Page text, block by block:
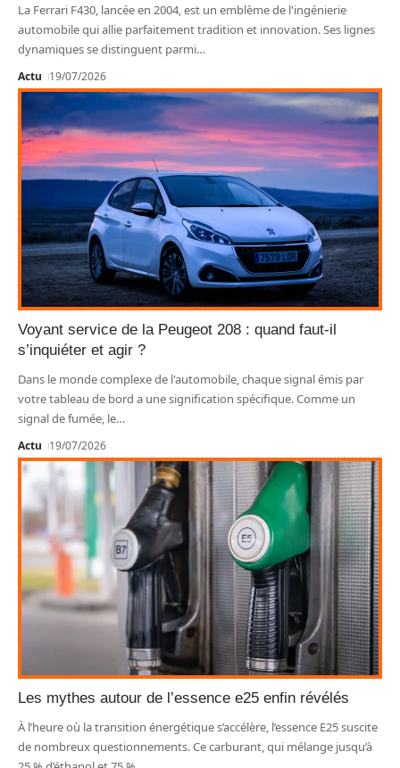
La Ferrari F430, lancée en 2004, est un emblème de l'ingénierie
automobile qui allie parfaitement tradition et innovation. Ses lignes
dynamiques se distinguent parmi…
Actu 19/07/2026
Voyant service de la Peugeot 208 : quand faut-il
s’inquiéter et agir ?
Dans le monde complexe de l'automobile, chaque signal émis par
votre tableau de bord a une signification spécifique. Comme un
signal de fumée, le…
Actu 19/07/2026
Les mythes autour de l’essence e25 enfin révélés
À l’heure où la transition énergétique s’accélère, l’essence E25 suscite
de nombreux questionnements. Ce carburant, qui mélange jusqu’à